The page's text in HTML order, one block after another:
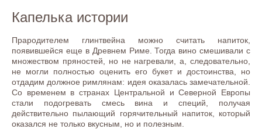
Капелька истории
Прародителем глинтвейна можно считать напиток,
появившейся еще в Древнем Риме. Тогда вино смешивали с
множеством пряностей, но не нагревали, а, следовательно,
не могли полностью оценить его букет и достоинства, но
отдадим должное римлянам: идея оказалась замечательной.
Со временем в странах Центральной и Северной Европы
стали подогревать смесь вина и специй, получая
действительно пылающий горячительный напиток, который
оказался не только вкусным, но и полезным.